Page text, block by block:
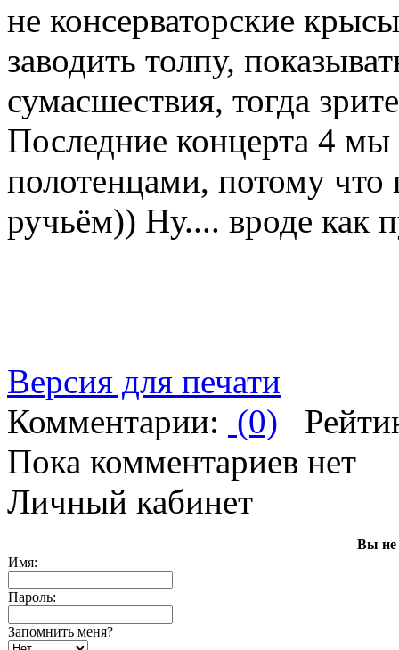
не консерваторские
заводить толпу,
сумасшествия, тогда
Последние концерта 4
полотенцами, потому что
ручьём)) Ну.... вроде как
Версия для печати
Комментарии: (0)
Пока комментариев нет
Личный кабинет
Вы не
Имя:
Пароль:
Запомнить меня?